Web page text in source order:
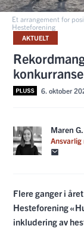
Et arrangement for
Hesteforening
AKTUELT
6. oktober
Maren
Flere ganger i
Hesteforening
inkludering av